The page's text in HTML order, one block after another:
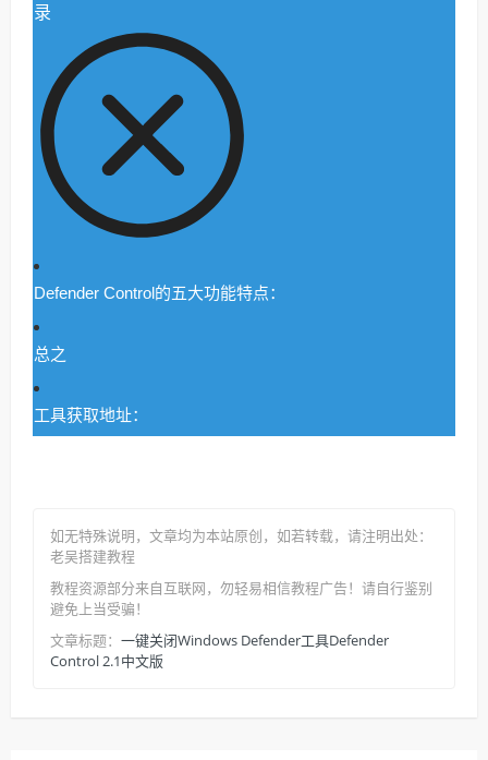
录
Defender Control的五大功能特点：
总之
工具获取地址：
如无特殊说明，文章均为本站原创 ，如若转载，请注明出处：
老吴搭建教程
教程资源部分来自互联网，勿轻易相信教程广告！请自行鉴别
避免上当受骗！
文章标题： 一键关闭Windows Defender工具Defender
Control 2.1中文版